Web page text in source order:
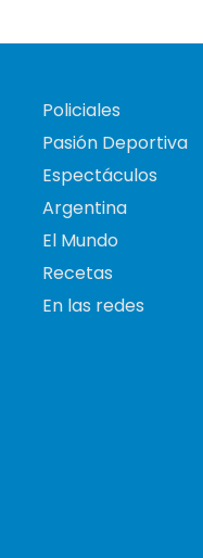
Policiales
Pasión Deportiva
Espectáculos
Argentina
El Mundo
Recetas
En las redes